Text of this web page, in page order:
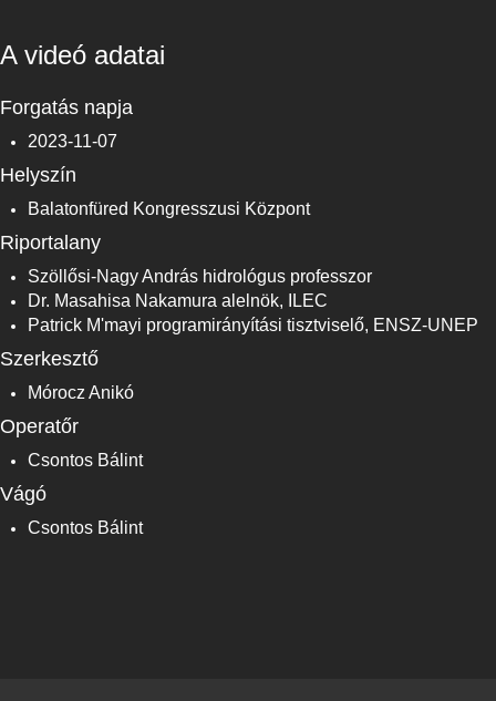
A videó adatai
Forgatás napja
2023-11-07
Helyszín
Balatonfüred Kongresszusi Központ
Riportalany
Szöllősi-Nagy András hidrológus professzor
Dr. Masahisa Nakamura alelnök, ILEC
Patrick M'mayi programirányítási tisztviselő, ENSZ-UNEP
Szerkesztő
Mórocz Anikó
Operatőr
Csontos Bálint
Vágó
Csontos Bálint